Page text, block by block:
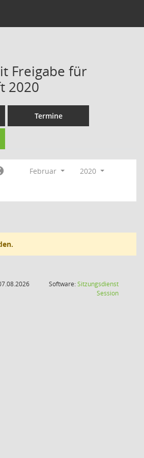
Freigabe für
2020
Termine
Februar
2020
Software:Sitzungsdienst
Session(Wird in